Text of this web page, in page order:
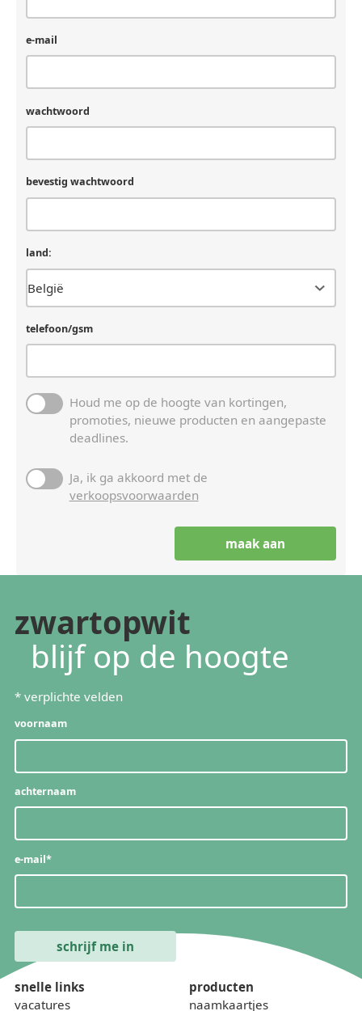
e-mail
wachtwoord
bevestig wachtwoord
land:
telefoon/gsm
Houd me op de hoogte van kortingen,
promoties, nieuwe producten en aangepaste
deadlines.
Ja, ik ga akkoord met de
verkoopsvoorwaarden
zwartopwit
blijf op de hoogte
* verplichte velden
voornaam
achternaam
e-mail*
snelle links
vacatures
producten
naamkaartjes